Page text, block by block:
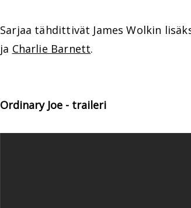
Sarjaa tähdittivät James Wolkin
ja Charlie Barnett.
Ordinary Joe - traileri